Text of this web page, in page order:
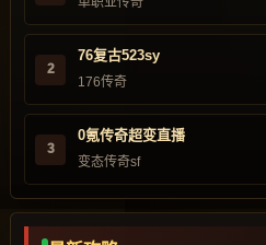
2
76复古523sy
176传奇
3
0氪传奇超变直播
变态传奇sf